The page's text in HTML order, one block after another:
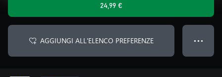
24,99 €
AGGIUNGI ALL'ELENCO PREFERENZE ● ● ●